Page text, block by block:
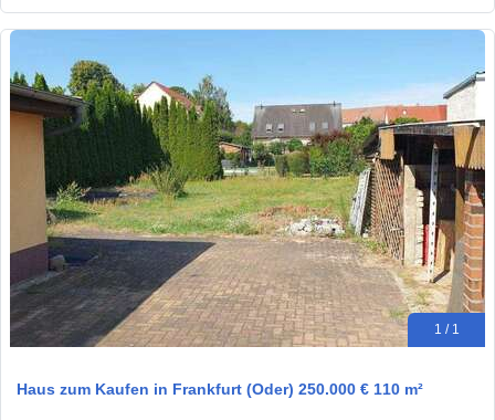
1 / 1
Haus zum Kaufen in Frankfurt (Oder) 250.000 € 110 m²